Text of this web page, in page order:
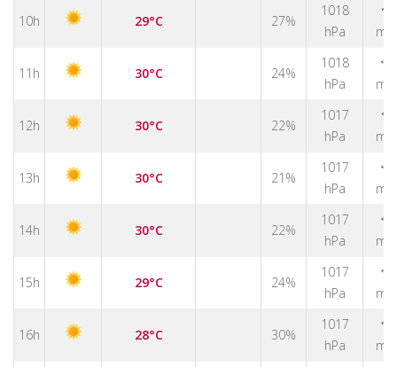
10h 29°C 27%
1018
hPa
↑
m/s
11h 30°C 24%
1018
hPa
↑
m/s
12h 30°C 22%
1017
hPa
↑
m/s
13h 30°C 21%
1017
hPa
↑
m/s
14h 30°C 22%
1017
hPa
↑
m/s
15h 29°C 24%
1017
hPa
↑
m/s
16h 28°C 30%
1017
hPa
↑
m/s